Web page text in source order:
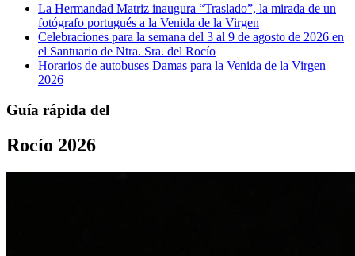
La Hermandad Matriz inaugura “Traslado”, la mirada de un
fotógrafo portugués a la Venida de la Virgen
Celebraciones para la semana del 3 al 9 de agosto de 2026 en
el Santuario de Ntra. Sra. del Rocío
Horarios de autobuses Damas para la Venida de la Virgen
2026
Guía rápida del
Rocío 2026